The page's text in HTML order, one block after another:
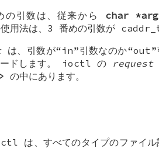
引数は、従来から char
用法は、3 番めの引数が
は、引数が“in”引数なのか“out”
ードします。 ioctl の
request
> の中にあります。
は、すべてのタイプのファイル